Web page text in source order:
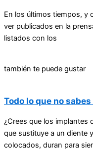
En los últimos tiempos, y
ver publicados en la
listados con los
también te puede gustar
Todo lo que no
¿Crees que los implantes
que sustituye a un diente
colocados, duran para